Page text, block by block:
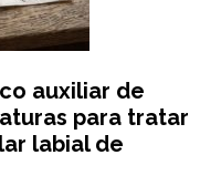
auxiliar de
para tratar
labial de